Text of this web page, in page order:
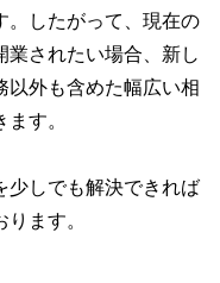
。したがって、現在の
業されたい場合、新し
以外も含めた幅広い相
す。
少しでも解決できれば
ます。